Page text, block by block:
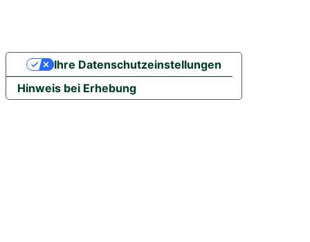
Hinweis bei Erhebung
Ihre Datenschutzeinstellungen